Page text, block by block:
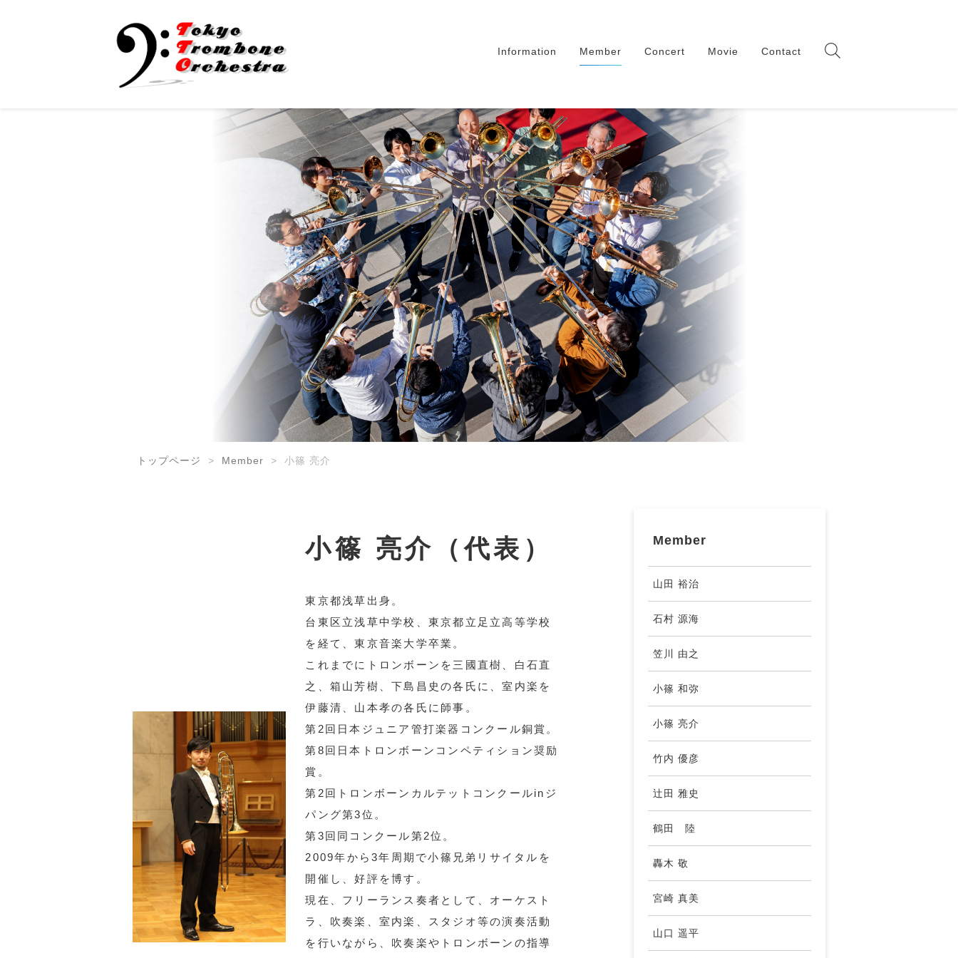
Information Member Concert Movie Contact
トップページ Member 小篠 亮介
小篠 亮介（代表）
東京都浅草出身。
台東区立浅草中学校、東京都立足立高等学校
を経て、東京音楽大学卒業。
これまでにトロンボーンを三國直樹、白石直
之、箱山芳樹、下島昌史の各氏に、室内楽を
伊藤清、山本孝の各氏に師事。
第2回日本ジュニア管打楽器コンクール銅賞。
第8回日本トロンボーンコンペティション奨励
賞。
第2回トロンボーンカルテットコンクールinジ
パング第3位。
第3回同コンクール第2位。
2009年から3年周期で小篠兄弟リサイタルを
開催し、好評を博す。
現在、フリーランス奏者として、オーケスト
ラ、吹奏楽、室内楽、スタジオ等の演奏活動
を行いながら、吹奏楽やトロンボーンの指導
Member
山田 裕治
石村 源海
笠川 由之
小篠 和弥
小篠 亮介
竹内 優彦
辻田 雅史
鶴田 陸
轟木 敬
宮崎 真美
山口 遥平